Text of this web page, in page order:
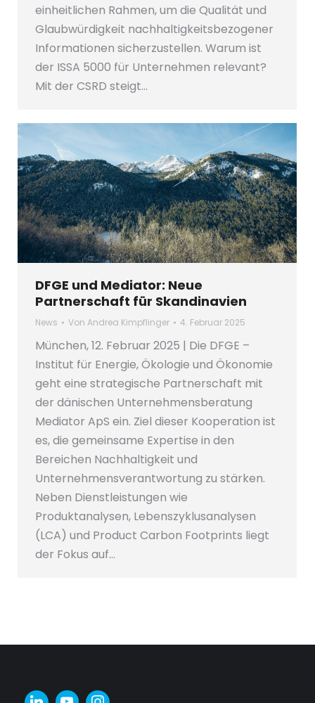
einheitlichen Rahmen, um die Qualität und
Glaubwürdigkeit nachhaltigkeitsbezogener
Informationen sicherzustellen. Warum ist
der ISSA 5000 für Unternehmen relevant?
Mit der CSRD steigt…
DFGE und Mediator: Neue
Partnerschaft für Skandinavien
News Von Andrea Kimpflinger 4. Februar 2025
München, 12. Februar 2025 | Die DFGE –
Institut für Energie, Ökologie und Ökonomie
geht eine strategische Partnerschaft mit
der dänischen Unternehmensberatung
Mediator ApS ein. Ziel dieser Kooperation ist
es, die gemeinsame Expertise in den
Bereichen Nachhaltigkeit und
Unternehmensverantwortung zu stärken.
Neben Dienstleistungen wie
Produktanalysen, Lebenszyklusanalysen
(LCA) und Product Carbon Footprints liegt
der Fokus auf…